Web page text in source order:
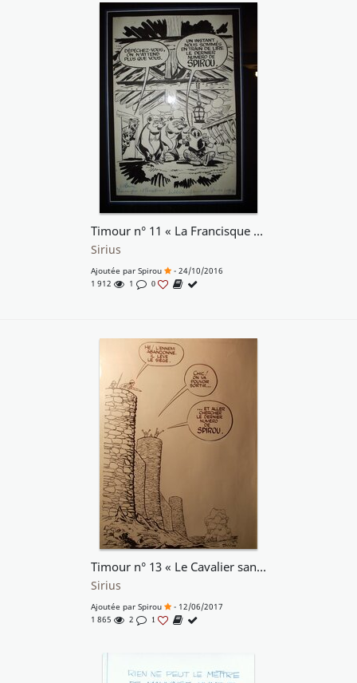
Timour n° 11 « La Francisque et le Cimeterre », publicité de fin d'album, 1961.
Sirius
Ajoutée par Spirou
- 24/10/2016
1 912
1 0
Timour n° 13 « Le Cavalier sans Visage », publicité de fin d'album, 1961.
Sirius
Ajoutée par Spirou
- 12/06/2017
1 865
2 1